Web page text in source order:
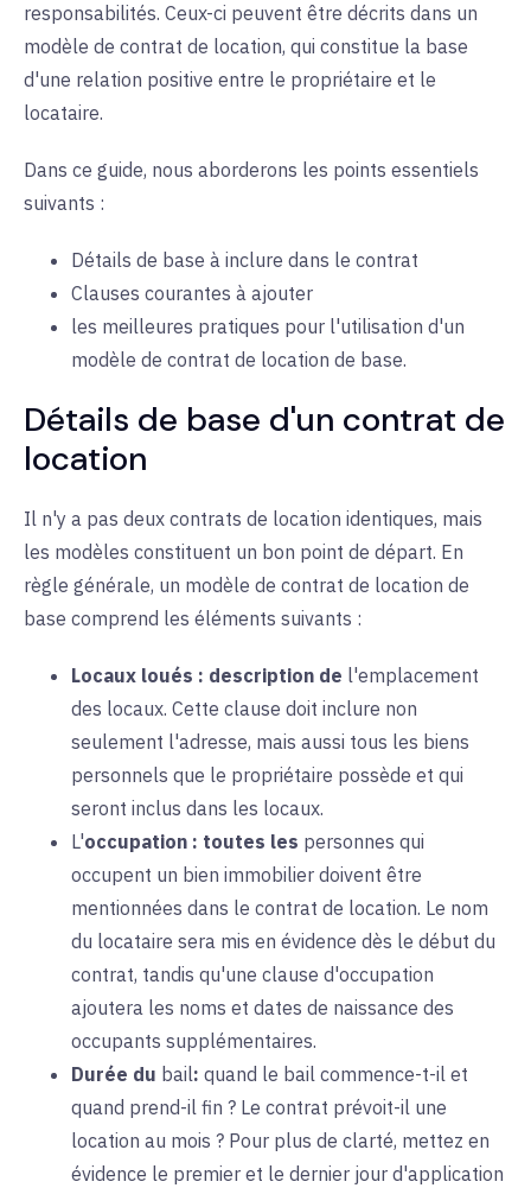
responsabilités. Ceux-ci peuvent être décrits dans un
modèle de contrat de location, qui constitue la base
d'une relation positive entre le propriétaire et le
locataire.
Dans ce guide, nous aborderons les points essentiels
suivants :
Détails de base à inclure dans le contrat
Clauses courantes à ajouter
les meilleures pratiques pour l'utilisation d'un
modèle de contrat de location de base.
Détails de base d'un contrat de
location
Il n'y a pas deux contrats de location identiques, mais
les modèles constituent un bon point de départ. En
règle générale, un modèle de contrat de location de
base comprend les éléments suivants :
Locaux loués : description de l'emplacement
des locaux. Cette clause doit inclure non
seulement l'adresse, mais aussi tous les biens
personnels que le propriétaire possède et qui
seront inclus dans les locaux.
L'occupation : toutes les personnes qui
occupent un bien immobilier doivent être
mentionnées dans le contrat de location. Le nom
du locataire sera mis en évidence dès le début du
contrat, tandis qu'une clause d'occupation
ajoutera les noms et dates de naissance des
occupants supplémentaires.
Durée du bail: quand le bail commence-t-il et
quand prend-il fin ? Le contrat prévoit-il une
location au mois ? Pour plus de clarté, mettez en
évidence le premier et le dernier jour d'application